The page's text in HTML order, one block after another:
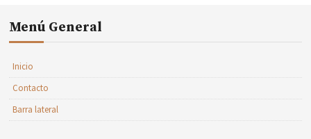
Menú General
Inicio
Contacto
Barra lateral